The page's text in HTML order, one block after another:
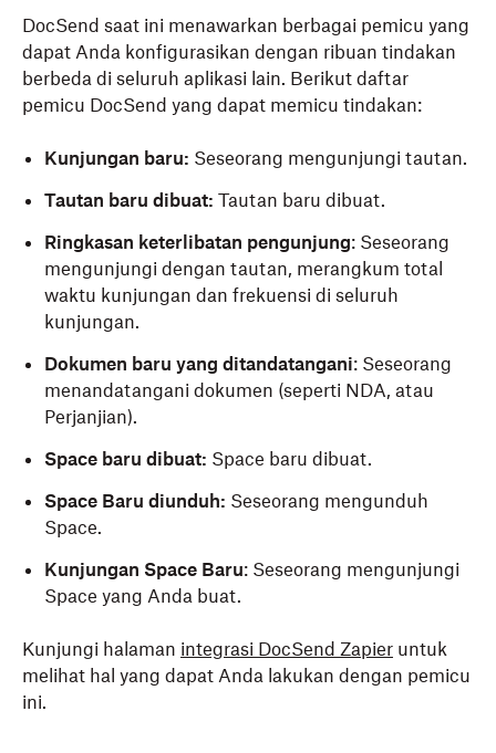
DocSend saat ini menawarkan berbagai pemicu yang
dapat Anda konfigurasikan dengan ribuan tindakan
berbeda di seluruh aplikasi lain. Berikut daftar
pemicu DocSend yang dapat memicu tindakan:
Kunjungan baru: Seseorang mengunjungi tautan.
Tautan baru dibuat: Tautan baru dibuat.
Ringkasan keterlibatan pengunjung: Seseorang
mengunjungi dengan tautan, merangkum total
waktu kunjungan dan frekuensi di seluruh
kunjungan.
Dokumen baru yang ditandatangani: Seseorang
menandatangani dokumen (seperti NDA, atau
Perjanjian).
Space baru dibuat: Space baru dibuat.
Space Baru diunduh: Seseorang mengunduh
Space.
Kunjungan Space Baru: Seseorang mengunjungi
Space yang Anda buat.
Kunjungi halaman integrasi DocSend Zapier untuk
melihat hal yang dapat Anda lakukan dengan pemicu
ini.